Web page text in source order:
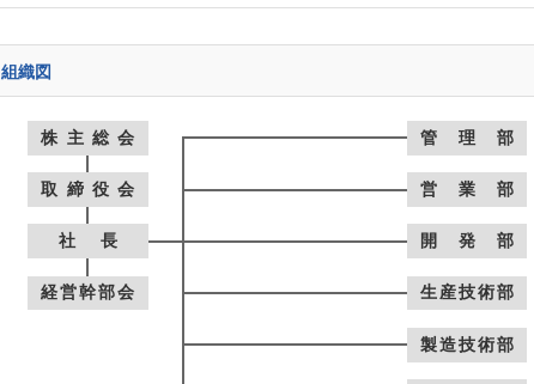
組織図
株主総会
取締役会
社長
経営幹部会
管理部
営業部
開発部
生産技術部
製造技術部